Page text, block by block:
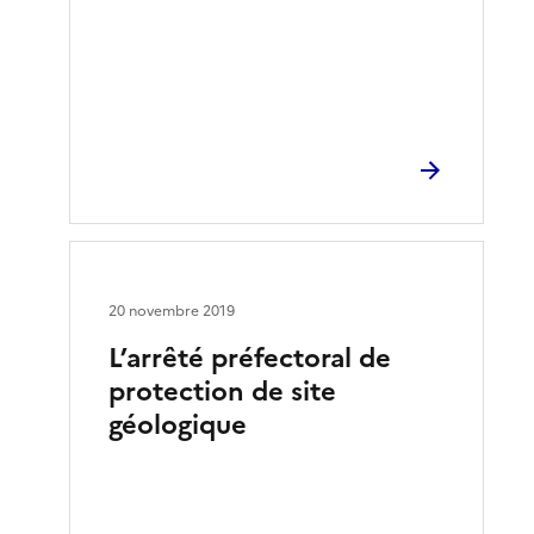
L’arrêté préfectoral de
protection de site
géologique
20 novembre 2019